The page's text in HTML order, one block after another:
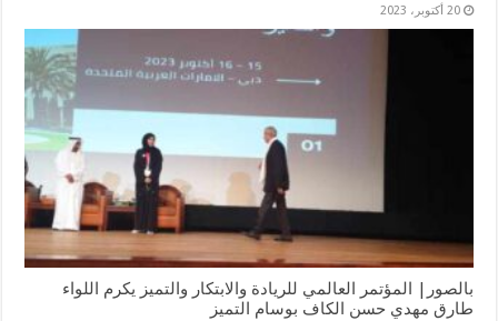
20 أكتوبر، 2023
بالصور| المؤتمر العالمي للريادة والابتكار والتميز يكرم اللواء
طارق مهدي حسن الكاف بوسام التميز